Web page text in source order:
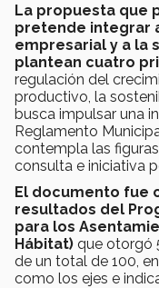
La propuesta que
pretende integrar
empresarial y a la
plantean cuatro
regulación del
productivo, la
busca impulsar una
Reglamento
contempla las
consulta e iniciativa
El documento fue
resultados del
para los
Hábitat) que otorgó
de un total de 100,
como los ejes e